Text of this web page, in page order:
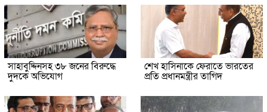
সাহাবুদ্দিনসহ ৩৮ জনের বিরুদ্ধে
দুদকে অভিযোগ
শেখ হাসিনাকে ফেরাতে ভারতের
প্রতি প্রধানমন্ত্রীর তাগিদ